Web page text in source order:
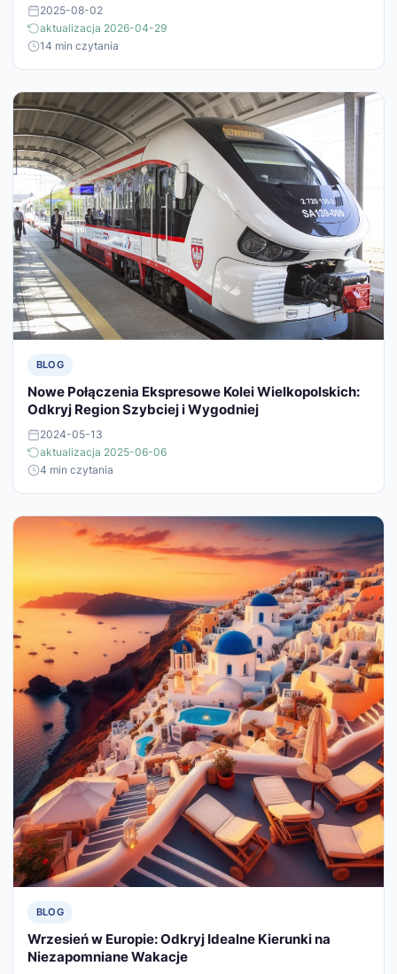
2025-08-02
aktualizacja 2026-04-29
14 min czytania
BLOG
Nowe Połączenia Ekspresowe Kolei Wielkopolskich:
Odkryj Region Szybciej i Wygodniej
2024-05-13
aktualizacja 2025-06-06
4 min czytania
BLOG
Wrzesień w Europie: Odkryj Idealne Kierunki na
Niezapomniane Wakacje